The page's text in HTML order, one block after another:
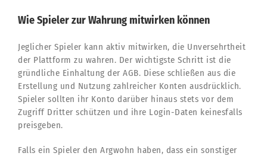
Wie Spieler zur Wahrung mitwirken können
Jeglicher Spieler kann aktiv mitwirken, die Unversehrtheit
der Plattform zu wahren. Der wichtigste Schritt ist die
gründliche Einhaltung der AGB. Diese schließen aus die
Erstellung und Nutzung zahlreicher Konten ausdrücklich.
Spieler sollten ihr Konto darüber hinaus stets vor dem
Zugriff Dritter schützen und ihre Login-Daten keinesfalls
preisgeben.
Falls ein Spieler den Argwohn haben, dass ein sonstiger